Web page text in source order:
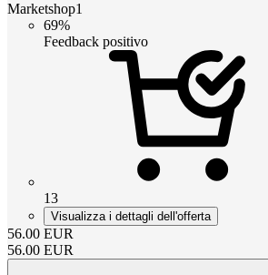
Marketshop1
69%
Feedback positivo
13
Visualizza i dettagli dell'offerta
56.00 EUR
56.00 EUR